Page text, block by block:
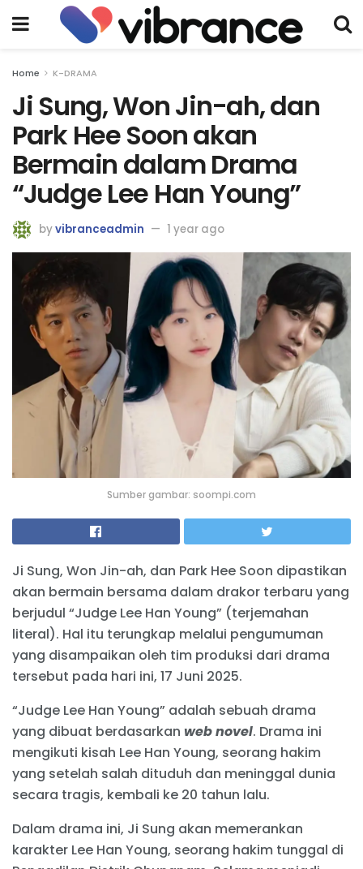
Home K-DRAMA
Ji Sung, Won Jin-ah, dan
Park Hee Soon akan
Bermain dalam Drama
“Judge Lee Han Young”
byvibranceadmin 1 year ago
Sumber gambar: soompi.com
Ji Sung, Won Jin-ah, dan Park Hee Soon dipastikan
akan bermain bersama dalam drakor terbaru yang
berjudul “Judge Lee Han Young” (terjemahan
literal). Hal itu terungkap melalui pengumuman
yang disampaikan oleh tim produksi dari drama
tersebut pada hari ini, 17 Juni 2025.
“Judge Lee Han Young” adalah sebuah drama
yang dibuat berdasarkan web novel. Drama ini
mengikuti kisah Lee Han Young, seorang hakim
yang setelah salah dituduh dan meninggal dunia
secara tragis, kembali ke 20 tahun lalu.
Dalam drama ini, Ji Sung akan memerankan
karakter Lee Han Young, seorang hakim tunggal di